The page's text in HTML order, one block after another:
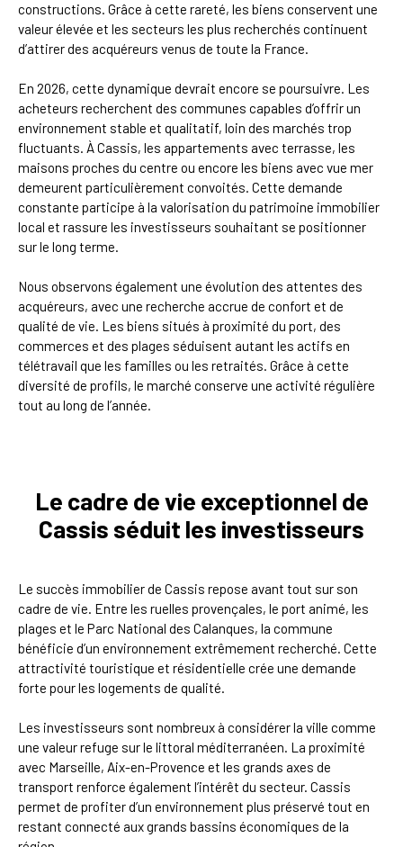
constructions. Grâce à cette rareté, les biens conservent une
valeur élevée et les secteurs les plus recherchés continuent
d’attirer des acquéreurs venus de toute la France.
En 2026, cette dynamique devrait encore se poursuivre. Les
acheteurs recherchent des communes capables d’offrir un
environnement stable et qualitatif, loin des marchés trop
fluctuants. À Cassis, les appartements avec terrasse, les
maisons proches du centre ou encore les biens avec vue mer
demeurent particulièrement convoités. Cette demande
constante participe à la valorisation du patrimoine immobilier
local et rassure les investisseurs souhaitant se positionner
sur le long terme.
Nous observons également une évolution des attentes des
acquéreurs, avec une recherche accrue de confort et de
qualité de vie. Les biens situés à proximité du port, des
commerces et des plages séduisent autant les actifs en
télétravail que les familles ou les retraités. Grâce à cette
diversité de profils, le marché conserve une activité régulière
tout au long de l’année.
Le cadre de vie exceptionnel de
Cassis séduit les investisseurs
Le succès immobilier de Cassis repose avant tout sur son
cadre de vie. Entre les ruelles provençales, le port animé, les
plages et le Parc National des Calanques, la commune
bénéficie d’un environnement extrêmement recherché. Cette
attractivité touristique et résidentielle crée une demande
forte pour les logements de qualité.
Les investisseurs sont nombreux à considérer la ville comme
une valeur refuge sur le littoral méditerranéen. La proximité
avec Marseille, Aix-en-Provence et les grands axes de
transport renforce également l’intérêt du secteur. Cassis
permet de profiter d’un environnement plus préservé tout en
restant connecté aux grands bassins économiques de la